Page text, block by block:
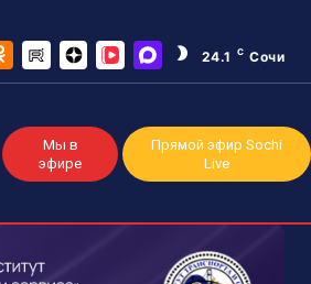
24.1 C Сочи
Мы в
эфире
Прямой эфир Sochi
Live